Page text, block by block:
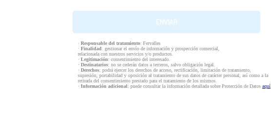
· Responsable del tratamiento: Fervalles
· Finalidad: gestionar el envío de información y prospección comercial,
relacionada con nuestros servicios y/o productos.
· Legitimación: consentimiento del interesado.
· Destinatarios: no se cederán datos a terceros, salvo obligación legal.
· Derechos: podrá ejercer los derechos de acceso, rectificación, limitación de tratamiento,
supresión, portabilidad y oposición al tratamiento de sus datos de carácter personal, así como a la
retirada del consentimiento prestado para el tratamiento de los mismos.
· Información adicional: puede consultar la información detallada sobre Protección de Datos aquí.